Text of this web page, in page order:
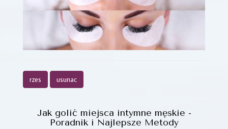
rzes usunac
Jak golić miejsca intymne męskie -
Poradnik i Najlepsze Metody